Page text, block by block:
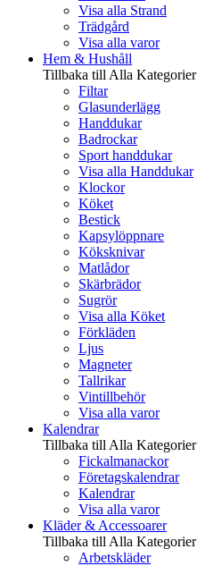
Visa alla Strand
Trädgård
Visa alla varor
Hem & Hushåll
Tillbaka till Alla Kategorier
Filtar
Glasunderlägg
Handdukar
Badrockar
Sport handdukar
Visa alla Handdukar
Klockor
Köket
Bestick
Kapsylöppnare
Köksknivar
Matlådor
Skärbrädor
Sugrör
Visa alla Köket
Förkläden
Ljus
Magneter
Tallrikar
Vintillbehör
Visa alla varor
Kalendrar
Tillbaka till Alla Kategorier
Fickalmanackor
Företagskalendrar
Kalendrar
Visa alla varor
Kläder & Accessoarer
Tillbaka till Alla Kategorier
Arbetskläder